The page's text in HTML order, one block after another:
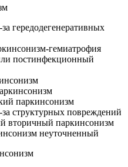
гередодегенеративных
гемиатрофия
постинфекционный
паркинсонизм
структурных повреждений
вторичный паркинсонизм
неуточненный